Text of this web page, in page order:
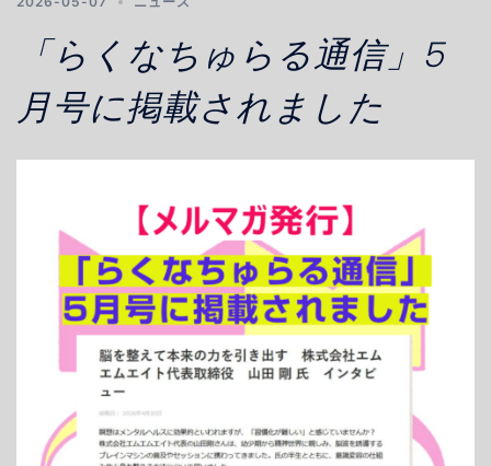
「らくなちゅらる通信」5
月号に掲載されました